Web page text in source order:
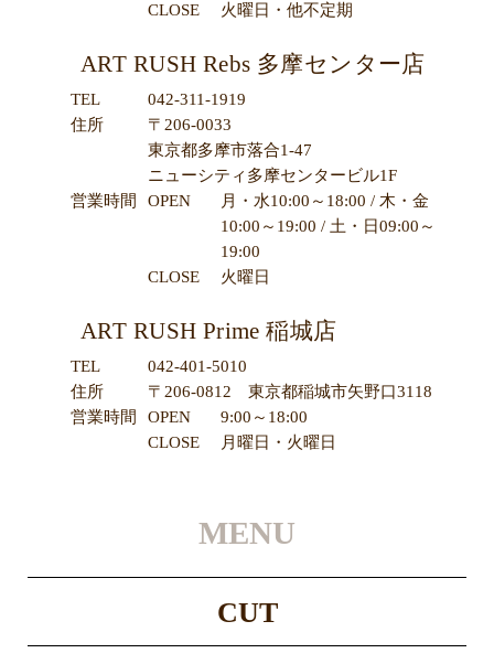
CLOSE
火曜日・他不定期
ART RUSH Rebs 多摩センター店
TEL
042-311-1919
住所
〒206-0033
東京都多摩市落合1-47
ニューシティ多摩センタービル1F
営業時間
OPEN
月・水10:00～18:00 / 木・金
10:00～19:00 / 土・日09:00～
19:00
CLOSE
火曜日
ART RUSH Prime 稲城店
TEL
042-401-5010
住所
〒206-0812 東京都稲城市矢野口3118
営業時間
OPEN
9:00～18:00
CLOSE
月曜日・火曜日
MENU
CUT